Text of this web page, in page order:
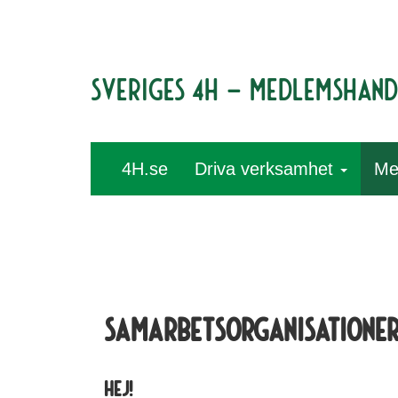
Sveriges 4H –
4H.se Driva verksamhet
HEj!